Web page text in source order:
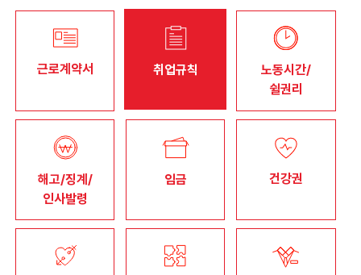
근로계약서 취업규칙
노동시간/
쉴권리
해고/징계/
인사발령
임금 건강권
바로보기
찾아보기
노동조합 가입 안내
전국 노동상담소 안내
자료
부설기관